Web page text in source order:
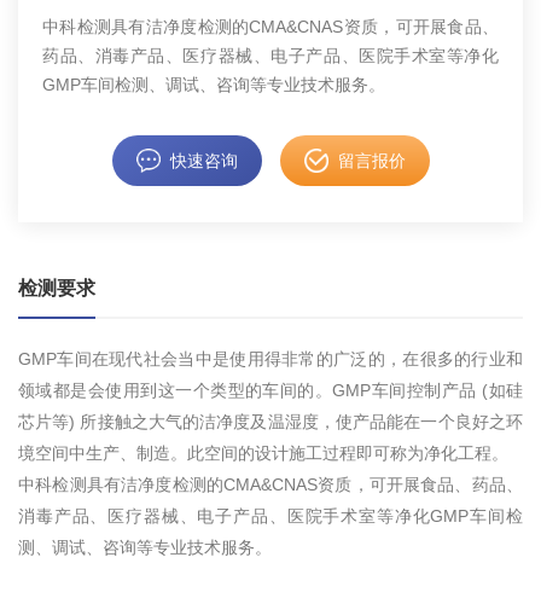
中科检测具有洁净度检测的CMA&CNAS资质，可开展食品、
药品、消毒产品、医疗器械、电子产品、医院手术室等净化
GMP车间检测、调试、咨询等专业技术服务。
快速咨询 留言报价
检测要求
GMP车间在现代社会当中是使用得非常的广泛的，在很多的行业和
领域都是会使用到这一个类型的车间的。GMP车间控制产品 (如硅
芯片等) 所接触之大气的洁净度及温湿度，使产品能在一个良好之环
境空间中生产、制造。此空间的设计施工过程即可称为净化工程。
中科检测具有洁净度检测的CMA&CNAS资质，可开展食品、药品、
消毒产品、医疗器械、电子产品、医院手术室等净化GMP车间检
测、调试、咨询等专业技术服务。